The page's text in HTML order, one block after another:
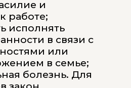
и
работе;
исполнять
в связи с
или
в семье;
болезнь. Для